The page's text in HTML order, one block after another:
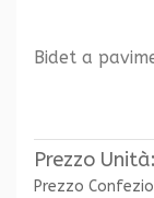
Bidet a
Prezzo Unità:
Prezzo